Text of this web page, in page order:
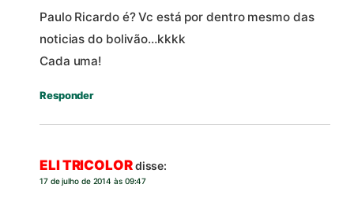
Paulo Ricardo é? Vc está por dentro mesmo das
noticias do bolivão…kkkk
Cada uma!
Responder
ELI TRICOLORdisse:
17 de julho de 2014 às 09:47